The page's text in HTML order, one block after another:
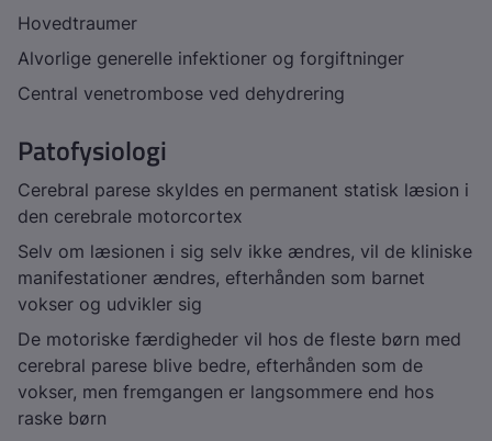
Hovedtraumer
Alvorlige generelle infektioner og forgiftninger
Central venetrombose ved dehydrering
Patofysiologi
Cerebral parese skyldes en permanent statisk læsion i
den cerebrale motorcortex
Selv om læsionen i sig selv ikke ændres, vil de kliniske
manifestationer ændres, efterhånden som barnet
vokser og udvikler sig
De motoriske færdigheder vil hos de fleste børn med
cerebral parese blive bedre, efterhånden som de
vokser, men fremgangen er langsommere end hos
raske børn